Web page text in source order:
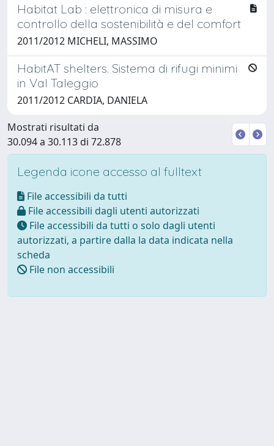
Habitat Lab : elettronica di misura e
controllo della sostenibilità e del comfort
2011/2012 MICHELI, MASSIMO
HabitAT shelters. Sistema di rifugi minimi
in Val Taleggio
2011/2012 CARDIA, DANIELA
Mostrati risultati da
30.094 a 30.113 di 72.878
Legenda icone accesso al fulltext
File accessibili da tutti
File accessibili dagli utenti autorizzati
File accessibili da tutti o solo dagli utenti
autorizzati, a partire dalla la data indicata nella
scheda
File non accessibili